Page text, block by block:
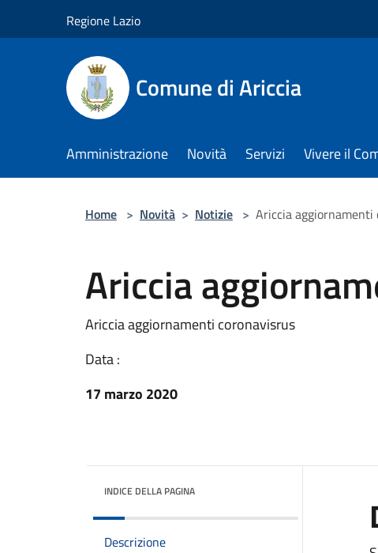
Regione Lazio
Comune di Ariccia
Amministrazione Novità Servizi Vivere il
Home > Novità > Notizie > Ariccia aggiornamenti
Ariccia
Ariccia aggiornamenti coronavisrus
Data :
17 marzo 2020
INDICE DELLA PAGINA
Descrizione